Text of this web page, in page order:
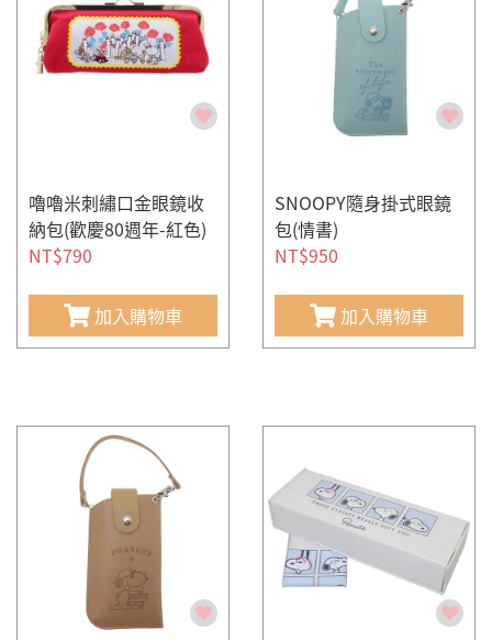
嚕嚕米刺繡口金眼鏡收
納包(歡慶80週年-紅色)
NT$790
加入購物車
SNOOPY隨身掛式眼鏡
包(情書)
NT$950
加入購物車